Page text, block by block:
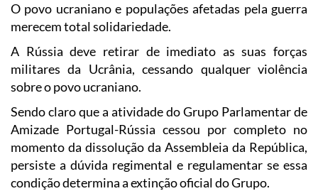
O povo ucraniano e populações afetadas pela guerra
merecem total solidariedade.
A Rússia deve retirar de imediato as suas forças
militares da Ucrânia, cessando qualquer violência
sobre o povo ucraniano.
Sendo claro que a atividade do Grupo Parlamentar de
Amizade Portugal-Rússia cessou por completo no
momento da dissolução da Assembleia da República,
persiste a dúvida regimental e regulamentar se essa
condição determina a extinção oficial do Grupo.